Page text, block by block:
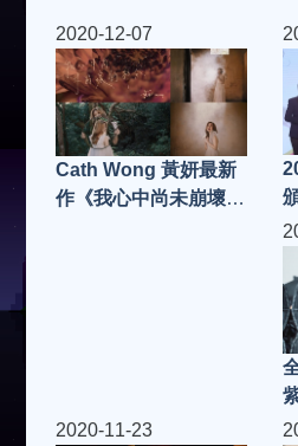
2020-12-07
Cath Wong 黃妍最新
作《我心中尚未崩壞的
2020-11-23